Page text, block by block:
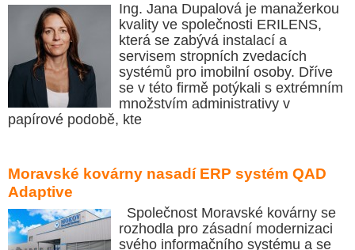
Ing. Jana Dupalová je manažerkou
kvality ve společnosti ERILENS,
která se zabývá instalací a
servisem stropních zvedacích
systémů pro imobilní osoby. Dříve
se v této firmě potýkali s extrémním
množstvím administrativy v
papírové podobě, kte
Moravské kovárny nasadí ERP systém QAD
Adaptive
Společnost Moravské kovárny se
rozhodla pro zásadní modernizaci
svého informačního systému a se